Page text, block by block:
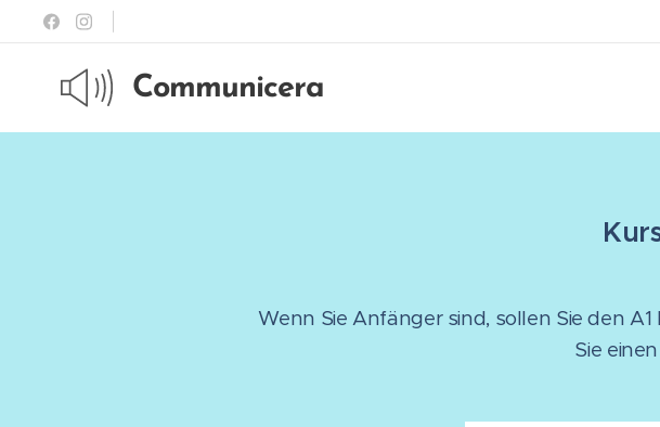
Communicera
Wenn Sie Anfänger sind, sollen Sie den
Sie